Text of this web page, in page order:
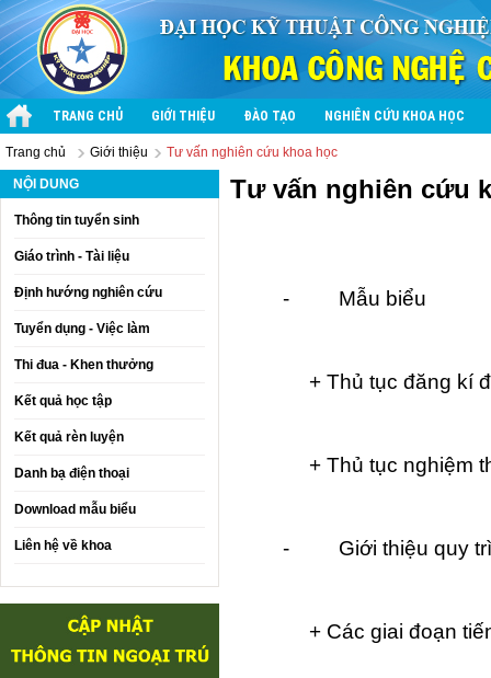
TRANG CHỦ GIỚI THIỆU ĐÀO TẠO NGHIÊN CỨU KHOA HỌC
Trang chủ Giới thiệu Tư vấn nghiên cứu khoa học
NỘI DUNG
Thông tin tuyển sinh
Giáo trình - Tài liệu
Định hướng nghiên cứu
Tuyển dụng - Việc làm
Thi đua - Khen thưởng
Kết quả học tập
Kết quả rèn luyện
Danh bạ điện thoại
Download mẫu biểu
Liên hệ về khoa
Tư vấn nghiên cứu
- Mẫu biểu
+ Thủ tục đăng kí
+ Thủ tục nghiệm
- Giới thiệu quy
+ Các giai đoạn